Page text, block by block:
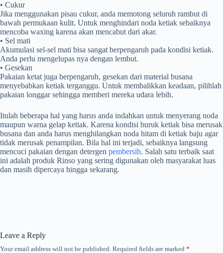
• Cukur
Jika menggunakan pisau cukur, anda memotong seluruh rambut di
bawah permukaan kulit. Untuk menghindari noda ketiak sebaiknya
mencoba waxing karena akan mencabut dari akar.
• Sel mati
Akumulasi sel-sel mati bisa sangat berpengaruh pada kondisi ketiak.
Anda perlu mengelupas nya dengan lembut.
• Gesekan
Pakaian ketat juga berpengaruh, gesekan dari material busana
menyebabkan ketiak terganggu. Untuk membalikkan keadaan, pilihlah
pakaian longgar sehingga memberi mereka udara lebih.
Itulah beberapa hal yang harus anda indahkan untuk menyerang noda
maupun warna gelap ketiak. Karena kondisi buruk ketiak bisa merusak
busana dan anda harus menghilangkan noda hitam di ketiak baju agar
tidak merusak penampilan. Bila hal ini terjadi, sebaiknya langsung
mencuci pakaian dengan detergen pembersih. Salah satu terbaik saat
ini adalah produk Rinso yang sering digunakan oleh masyarakat luas
dan masih dipercaya hingga sekarang.
Leave a Reply
Your email address will not be published. Required fields are marked *